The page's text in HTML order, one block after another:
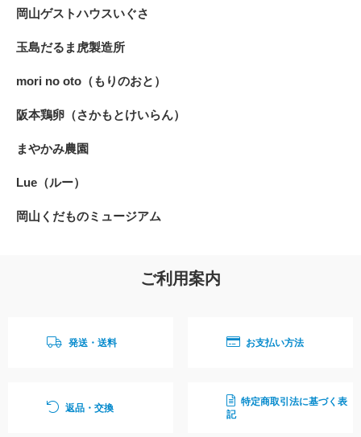
岡山ゲストハウスいぐさ
玉島だるま虎製造所
mori no oto（もりのおと）
阪本鶏卵（さかもとけいらん）
まやかみ農園
Lue（ルー）
岡山くだものミュージアム
ご利用案内
発送・送料 お支払い方法
返品・交換
特定商取引法に基づく表
記